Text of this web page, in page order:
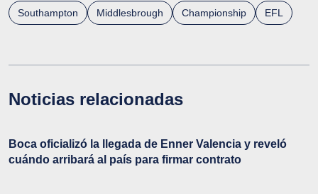
Southampton Middlesbrough Championship EFL
Noticias relacionadas
Boca oficializó la llegada de Enner Valencia y reveló
cuándo arribará al país para firmar contrato